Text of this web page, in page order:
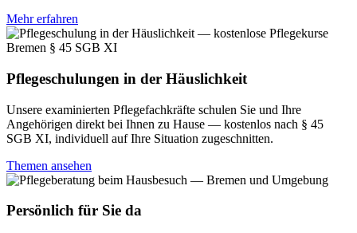
Mehr erfahren
Pflegeschulungen in der Häuslichkeit
Unsere examinierten Pflegefachkräfte schulen Sie und Ihre
Angehörigen direkt bei Ihnen zu Hause — kostenlos nach § 45
SGB XI, individuell auf Ihre Situation zugeschnitten.
Themen ansehen
Persönlich für Sie da